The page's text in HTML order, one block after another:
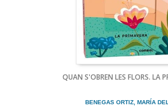
QUAN S'OBREN LES FLORS. LA
BENEGAS ORTIZ, MARÍA DEL